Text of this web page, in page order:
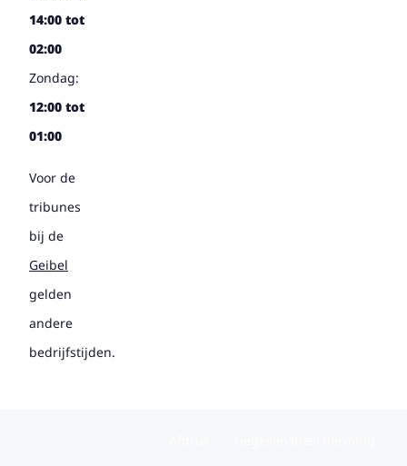
14:00 tot
02:00
Zondag:
12:00 tot
01:00
Voor de
tribunes
bij de
Geibel
gelden
andere
bedrijfstijden.